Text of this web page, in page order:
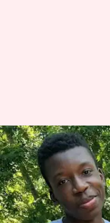
கறுப்பின
கதவை
விபரீதம்